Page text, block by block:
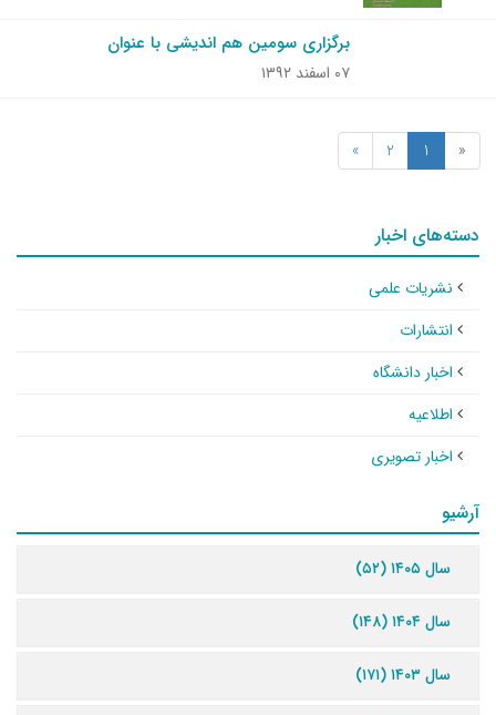
برگزاری سومین هم اندیشی با عنوان
۰۷ اسفند ۱۳۹۲
«
1
2
»
دسته‌های اخبار
نشریات علمی
انتشارات
اخبار دانشگاه
اطلاعیه
اخبار تصویری
آرشیو
سال ۱۴۰۵ (۵۲)
سال ۱۴۰۴ (۱۴۸)
سال ۱۴۰۳ (۱۷۱)